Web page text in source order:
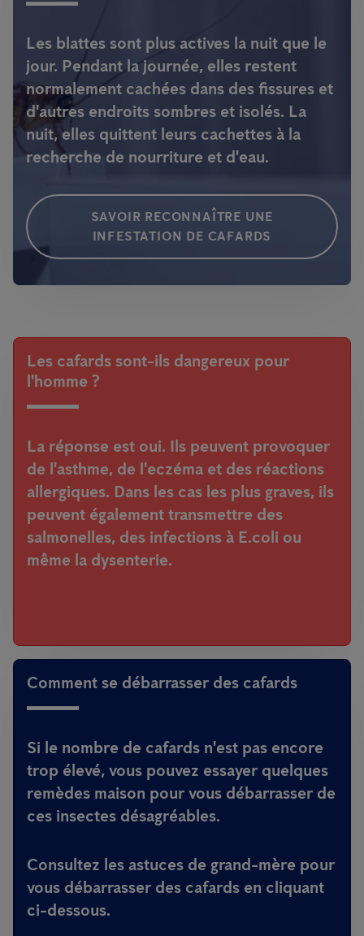
Les blattes sont plus actives la nuit que le
jour. Pendant la journée, elles restent
normalement cachées dans des fissures et
d'autres endroits sombres et isolés. La
nuit, elles quittent leurs cachettes à la
recherche de nourriture et d'eau.
SAVOIR RECONNAÎTRE UNE
INFESTATION DE CAFARDS
Les cafards sont-ils dangereux pour
l'homme ?
La réponse est oui. Ils peuvent provoquer
de l'asthme, de l'eczéma et des réactions
allergiques. Dans les cas les plus graves, ils
peuvent également transmettre des
salmonelles, des infections à E.coli ou
même la dysenterie.
Comment se débarrasser des cafards
Si le nombre de cafards n'est pas encore
trop élevé, vous pouvez essayer quelques
remèdes maison pour vous débarrasser de
ces insectes désagréables.
Consultez les astuces de grand-mère pour
vous débarrasser des cafards en cliquant
ci-dessous.